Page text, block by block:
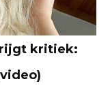
kritiek: